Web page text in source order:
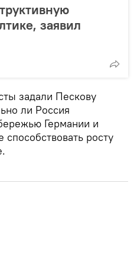
заявил
задали Пескову
ли Россия
Германии и
росту